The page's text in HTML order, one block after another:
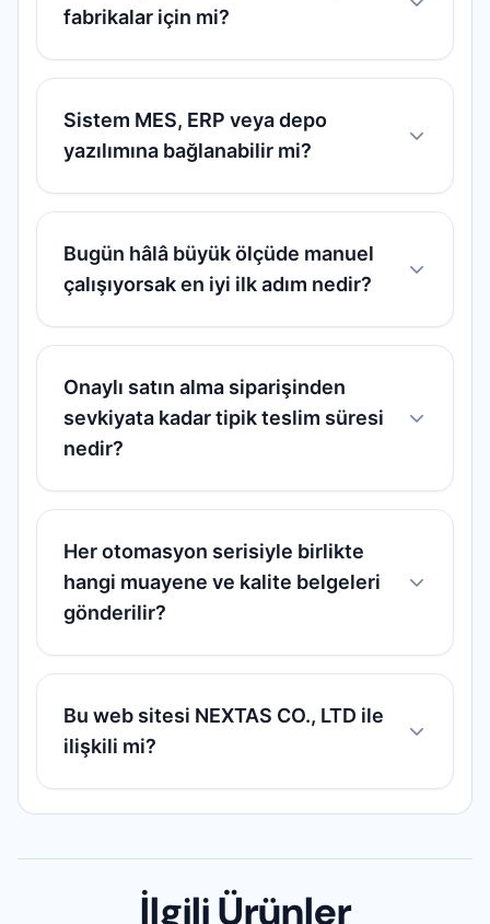
fabrikalar için mi?
Sistem MES, ERP veya depo
yazılımına bağlanabilir mi?
Bugün hâlâ büyük ölçüde manuel
çalışıyorsak en iyi ilk adım nedir?
Onaylı satın alma siparişinden
sevkiyata kadar tipik teslim süresi
nedir?
Her otomasyon serisiyle birlikte
hangi muayene ve kalite belgeleri
gönderilir?
Bu web sitesi NEXTAS CO., LTD ile
ilişkili mi?
İlgili Ürünler